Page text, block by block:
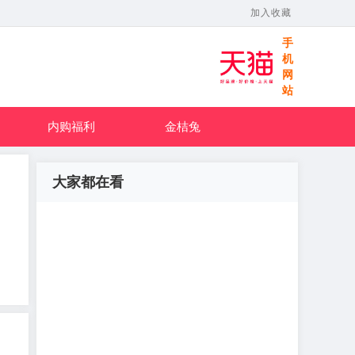
加入收藏
手
机
网
站
内购福利 金桔兔
大家都在看